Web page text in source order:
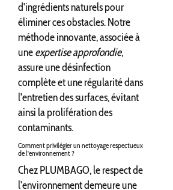
d'ingrédients naturels pour
éliminer ces obstacles. Notre
méthode innovante, associée à
uneexpertise approfondie,
assure une désinfection
complète et une régularité dans
l'entretien des surfaces, évitant
ainsi la prolifération des
contaminants.
Comment privilégier un nettoyage respectueux
de l'environnement ?
Chez PLUMBAGO, le respect de
l'environnement demeure une